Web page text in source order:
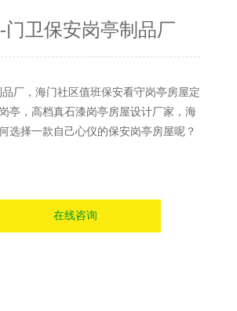
卫保安岗亭制品厂
厂，海门社区值班保安看守岗亭房屋定
亭，高档真石漆岗亭房屋设计厂家，海
选择一款自己心仪的保安岗亭房屋呢？
在线咨询